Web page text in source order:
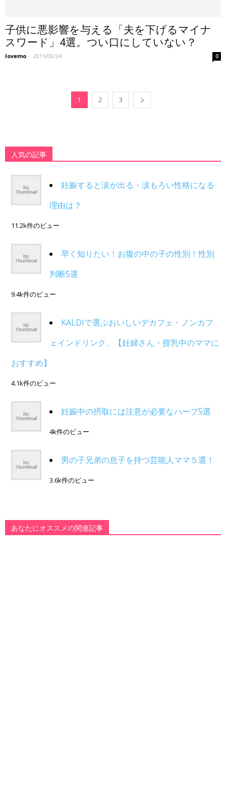
子供に悪影響を与える「夫を下げるマイナ
スワード」4選。つい口にしていない？
lovemo - 2015/08/24 0
1 2 3
人気の記事
妊娠すると涙が出る・涙もろい性格になる
理由は？
11.2k件のビュー
早く知りたい！お腹の中の子の性別！性別
判断5選
9.4k件のビュー
KALDIで選ぶおいしいデカフェ・ノンカフ
ェインドリンク。【妊婦さん・授乳中のママに
おすすめ】
4.1k件のビュー
妊娠中の摂取には注意が必要なハーブ5選
4k件のビュー
男の子兄弟の息子を持つ芸能人ママ５選！
3.6k件のビュー
あなたにオススメの関連記事